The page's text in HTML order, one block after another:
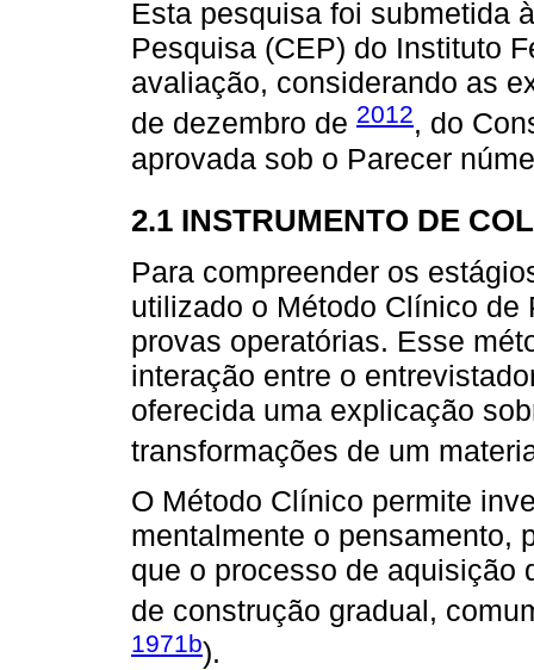
Esta pesquisa foi submetida
Pesquisa (CEP) do Instituto
avaliação, considerando as
de dezembro de 2012, do
aprovada sob o Parecer
2.1 INSTRUMENTO DE
Para compreender os
utilizado o Método Clínico
provas operatórias. Esse
interação entre o
oferecida uma explicação
transformações de um
O Método Clínico permite
mentalmente o pensamento,
que o processo de aquisição
de construção gradual,
1971b).